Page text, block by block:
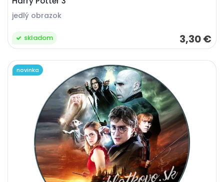
jedlý obrazok
3,30 €
skladom
novinka